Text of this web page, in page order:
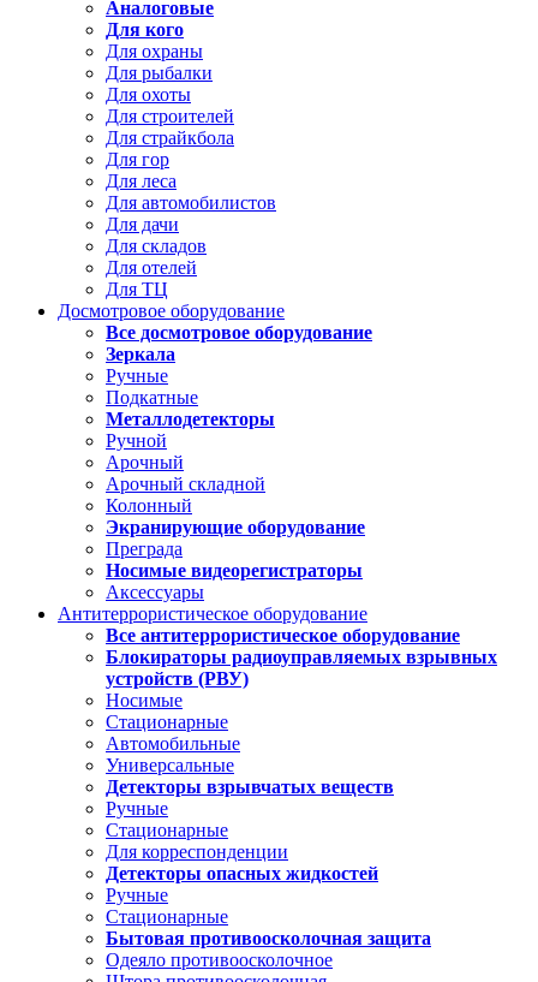
Аналоговые
Для кого
Для охраны
Для рыбалки
Для охоты
Для строителей
Для страйкбола
Для гор
Для леса
Для автомобилистов
Для дачи
Для складов
Для отелей
Для ТЦ
Досмотровое оборудование
Все досмотровое оборудование
Зеркала
Ручные
Подкатные
Металлодетекторы
Ручной
Арочный
Арочный складной
Колонный
Экранирующие оборудование
Преграда
Носимые видеорегистраторы
Аксессуары
Антитеррористическое оборудование
Все антитеррористическое оборудование
Блокираторы радиоуправляемых взрывных
устройств (РВУ)
Носимые
Стационарные
Автомобильные
Универсальные
Детекторы взрывчатых веществ
Ручные
Стационарные
Для корреспонденции
Детекторы опасных жидкостей
Ручные
Стационарные
Бытовая противоосколочная защита
Одеяло противоосколочное